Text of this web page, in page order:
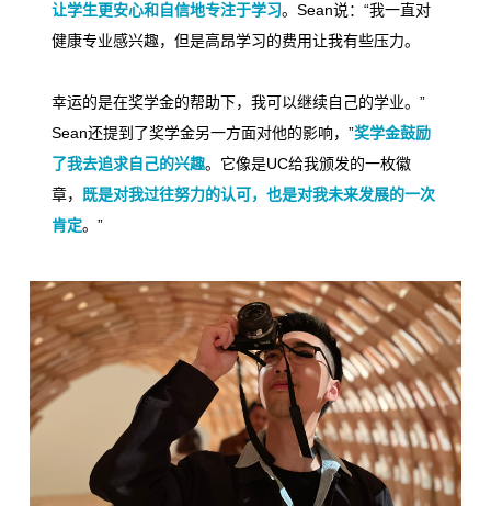
让学生更安心和自信地专注于学习。 Sean说： “我一直对
健康专业感兴趣，但是高昂学习的费用让我有些压力。
幸运的是在奖学金的帮助下，我可以继续自己的学业。 ”
Sean还提到了奖学金另一方面对他的影响， ”奖学金鼓励
了我去追求自己的兴趣。它像是UC给我颁发的一枚徽
章， 既是对我过往努力的认可，也是对我未来发展的一次
肯定。 ”